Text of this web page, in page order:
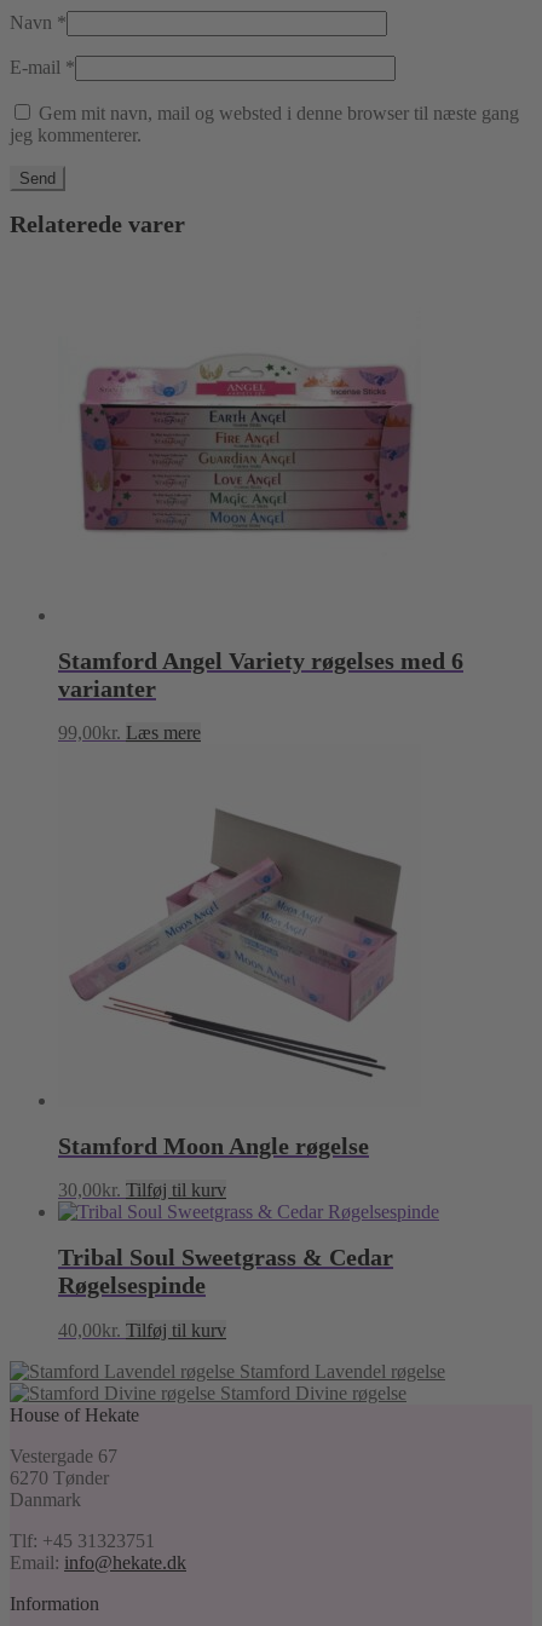
Navn *
E-mail *
Gem mit navn, mail og websted i denne browser til næste gang
jeg kommenterer.
Relaterede varer
Stamford Angel Variety røgelses med 6
varianter
99,00kr. Læs mere
Stamford Moon Angle røgelse
30,00kr. Tilføj til kurv
Tribal Soul Sweetgrass & Cedar
Røgelsespinde
40,00kr. Tilføj til kurv
Stamford Lavendel røgelse
Stamford Divine røgelse
House of Hekate
Vestergade 67
6270 Tønder
Danmark
Tlf: +45 31323751
Email: info@hekate.dk
Information